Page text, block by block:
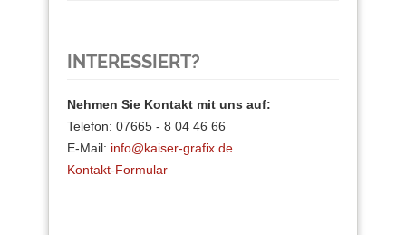
INTERESSIERT?
Nehmen Sie Kontakt mit uns auf:
Telefon: 07665 - 8 04 46 66
E-Mail: info@kaiser-grafix.de
Kontakt-Formular